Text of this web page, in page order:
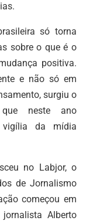
só torna
sobre o que é o
positiva.
e não só em
surgiu o
que neste ano
da mídia
no Labjor, o
de Jornalismo
começou em
Alberto